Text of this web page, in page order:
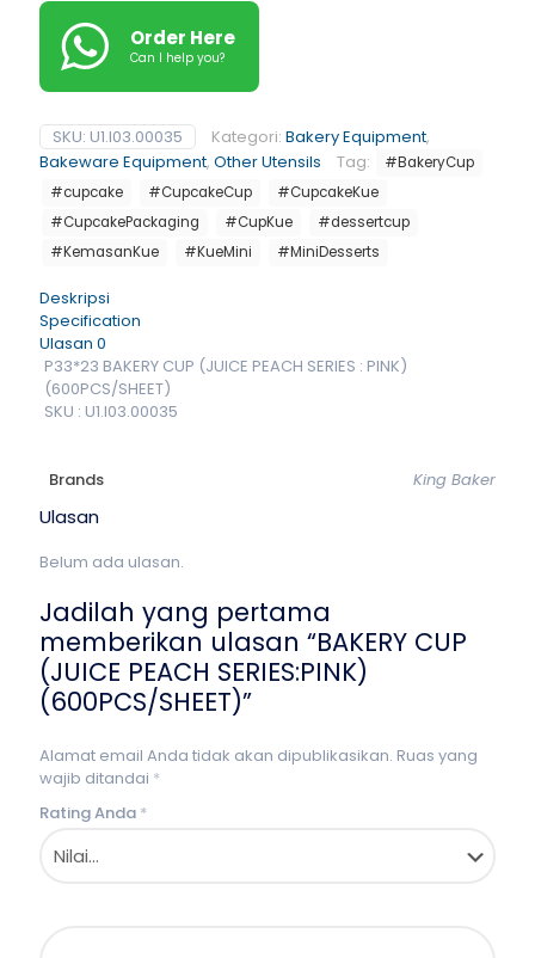
Order Here
Can I help you?
SKU: U1.I03.00035 Kategori: Bakery Equipment,
Bakeware Equipment, Other Utensils Tag:
#BakeryCup
#cupcake
#CupcakeCup
#CupcakeKue
#CupcakePackaging
#CupKue
#dessertcup
#KemasanKue
#KueMini #MiniDesserts
Deskripsi
Specification
Ulasan 0
P33*23 BAKERY CUP (JUICE PEACH SERIES : PINK)
(600PCS/SHEET)
SKU : U1.I03.00035
Brands King Baker
Ulasan
Belum ada ulasan.
Jadilah yang pertama
memberikan ulasan “BAKERY CUP
(JUICE PEACH SERIES:PINK)
(600PCS/SHEET)”
Alamat email Anda tidak akan dipublikasikan. Ruas yang
wajib ditandai *
Rating Anda *